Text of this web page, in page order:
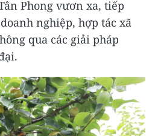
Phong vươn xa, tiếp
nghiệp, hợp tác xã
qua các giải pháp